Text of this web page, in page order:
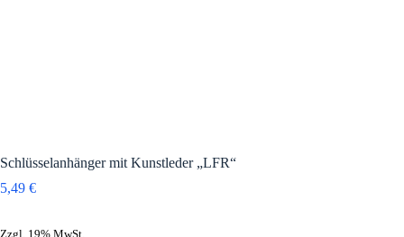
Schlüsselanhänger mit Kunstleder „LFR“
5,49 €
Zzgl. 19% MwSt.